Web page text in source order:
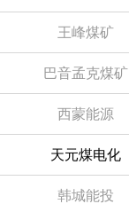
王峰煤矿
巴音孟克煤矿
西蒙能源
天元煤电化
韩城能投